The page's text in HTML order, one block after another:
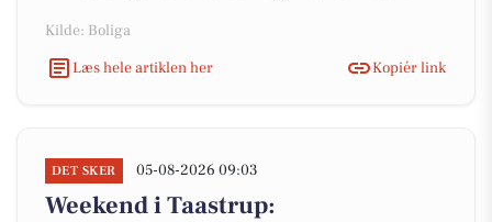
Kilde: Boliga
Læs hele artiklen her
Kopiér link
DET SKER 05-08-2026 09:03
Weekend i Taastrup: